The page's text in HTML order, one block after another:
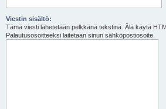
Viestin sisältö:
Tämä viesti lähetetään pelkkänä tekstinä. Älä käytä
Palautusosoitteeksi laitetaan sinun sähköpostiosoite.